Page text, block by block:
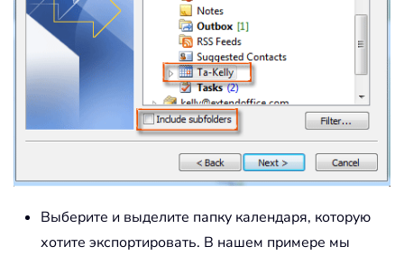
Выберите и выделите папку календаря, которую
хотите экспортировать. В нашем примере мы